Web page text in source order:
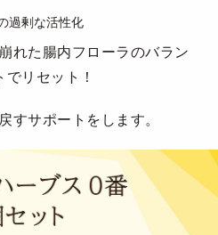
過剰な活性化
れた腸内フローラのバラン
リセット！
すサポートをします。